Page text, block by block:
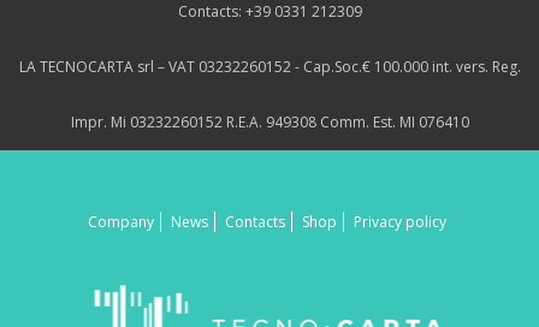
Contacts: +39 0331 212309
LA TECNOCARTA srl – VAT 03232260152 - Cap.Soc.€ 100.000 int. vers. Reg.
Impr. Mi 03232260152 R.E.A. 949308 Comm. Est. MI 076410
Company News Contacts Shop Privacy policy